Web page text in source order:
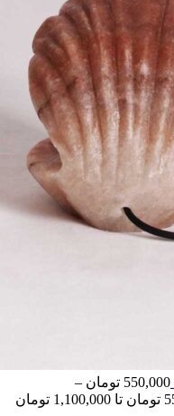
550,000 تومان –